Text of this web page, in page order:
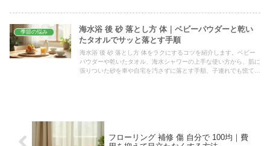
季節の悩み
海水浴 後 砂 落とし方 体｜ベビーパウダーと乾い
たタオルでサッと落とす手順
海水浴 後 砂 落とし方 体をラクにするコツを紹介します。ベビー
パウダーや乾いたタオル、海水シャワーの上手な使い方から、肌に
張りついた砂を車や自宅を汚さずに落とす手順、子連れでも慌てな
フローリング 補修 傷 自分で 100均｜費